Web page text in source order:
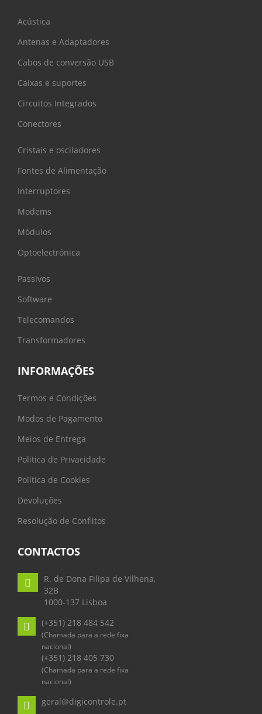
Acústica
Antenas e Adaptadores
Cabos de conversão USB
Caixas e suportes
Circuitos Integrados
Conectores
Cristais e osciladores
Fontes de Alimentação
Interruptores
Modems
Módulos
Optoelectrónica
Passivos
Software
Telecomandos
Transformadores
INFORMAÇÕES
Termos e Condições
Modos de Pagamento
Meios de Entrega
Politica de Privacidade
Política de Cookies
Devoluções
Resolução de Conflitos
CONTACTOS
R. de Dona Filipa de Vilhena,
32B
1000-137 Lisboa
(+351) 218 484 542
(Chamada para a rede fixa
nacional)
(+351) 218 405 730
(Chamada para a rede fixa
nacional)
geral@digicontrole.pt